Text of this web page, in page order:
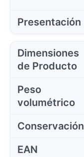
Presentación
Dimensiones
de Producto
Peso
volumétrico
Conservación
EAN